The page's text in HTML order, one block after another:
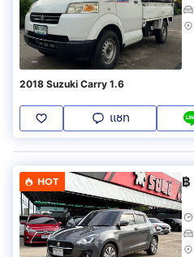
2018 Suzuki Carry 1.6
แชท
HOT ฿